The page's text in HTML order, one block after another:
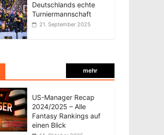
Deutschlands echte
Turniermannschaft
21. September 2025
mehr
US-Manager Recap
2024/2025 – Alle
Fantasy Rankings auf
einen Blick